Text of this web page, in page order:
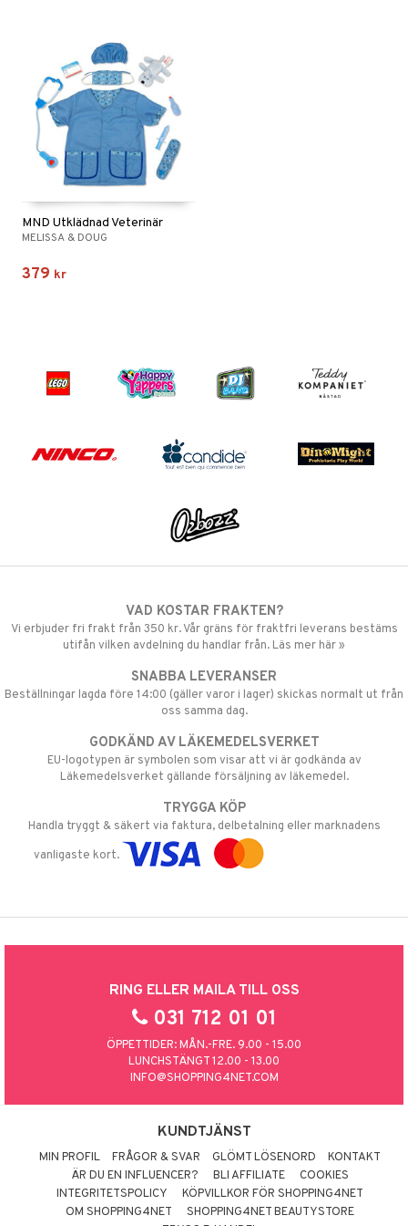
MND Utklädnad Veterinär
MELISSA & DOUG
379 kr
VAD KOSTAR FRAKTEN?
Vi erbjuder fri frakt från 350 kr. Vår gräns för fraktfri leverans bestäms
utifån vilken avdelning du handlar från. Läs mer här »
SNABBA LEVERANSER
Beställningar lagda före 14:00 (gäller varor i lager) skickas normalt ut från
oss samma dag.
GODKÄND AV LÄKEMEDELSVERKET
EU-logotypen är symbolen som visar att vi är godkända av
Läkemedelsverket gällande försäljning av läkemedel.
TRYGGA KÖP
Handla tryggt & säkert via faktura, delbetalning eller marknadens
vanligaste kort.
RING ELLER MAILA TILL OSS
031 712 01 01
ÖPPETTIDER: MÅN.-FRE. 9.00 - 15.00
LUNCHSTÄNGT 12.00 - 13.00
INFO@SHOPPING4NET.COM
KUNDTJÄNST
MIN PROFIL FRÅGOR & SVAR GLÖMT LÖSENORD
KONTAKT
ÄR DU EN INFLUENCER?
BLI AFFILIATE
COOKIES
INTEGRITETSPOLICY
KÖPVILLKOR FÖR SHOPPING4NET
OM SHOPPING4NET
SHOPPING4NET BEAUTYSTORE